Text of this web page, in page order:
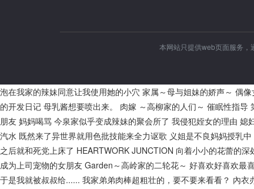
本网站只提供web页面服务，
泡在我家的辣妹同意让我使用她的小穴 家属～母与姐妹的娇声～ 偶像
的开发日记 母乳酱想要喷出来。 肉嫁 ～高柳家的人们～ 催眠性指导
朋友 妈妈喝骂 今泉家似乎变成辣妹的聚会所了 我侵犯姪女的理由 媳
汽水 既然来了异世界就用色批技能来全力讴歌 义姐是不良妈妈授乳中
之后就和死党上床了 HEARTWORK JUNCTION 向着小小的花蕾的深
成为上司宠物的女朋友 Garden～高岭家的二轮花～ 好喜欢好喜欢最
于是我就被叔叔给...... 我家弟弟肉棒超粗壮的，要不要来看看？ 內衣